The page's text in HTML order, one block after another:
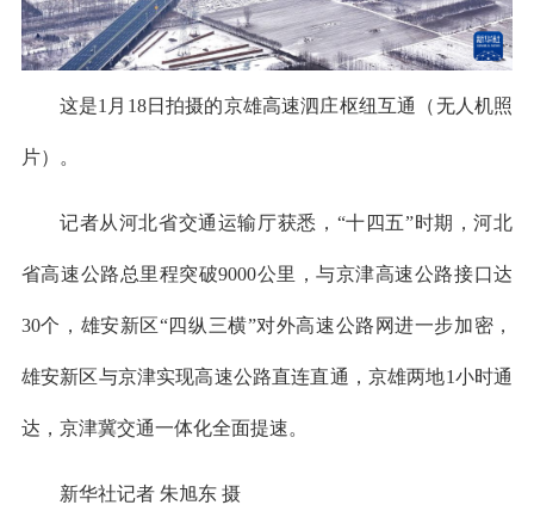
这是1月18日拍摄的京雄高速泗庄枢纽互通（无人机照
片）。
记者从河北省交通运输厅获悉，“十四五”时期，河北
省高速公路总里程突破9000公里，与京津高速公路接口达
30个，雄安新区“四纵三横”对外高速公路网进一步加密，
雄安新区与京津实现高速公路直连直通，京雄两地1小时通
达，京津冀交通一体化全面提速。
新华社记者 朱旭东 摄